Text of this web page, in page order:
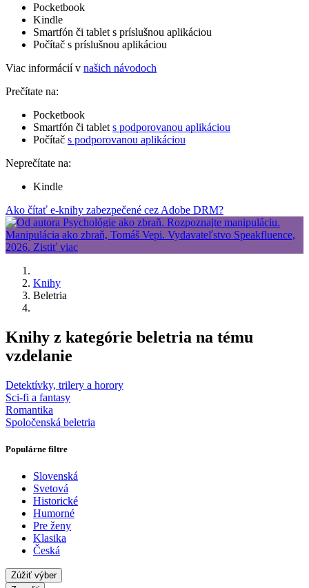
Pocketbook
Kindle
Smartfón či tablet s príslušnou aplikáciou
Počítač s príslušnou aplikáciou
Viac informácií v našich návodoch
Prečítate na:
Pocketbook
Smartfón či tablet s podporovanou aplikáciou
Počítač s podporovanou aplikáciou
Neprečítate na:
Kindle
Ako čítať e-knihy zabezpečené cez Adobe DRM?
Knihy
Beletria
Knihy z kategórie beletria na tému
vzdelanie
Detektívky, trilery a horory
Sci-fi a fantasy
Romantika
Spoločenská beletria
Populárne filtre
Slovenská
Svetová
Historické
Humorné
Pre ženy
Klasika
Česká
Zúžiť výber